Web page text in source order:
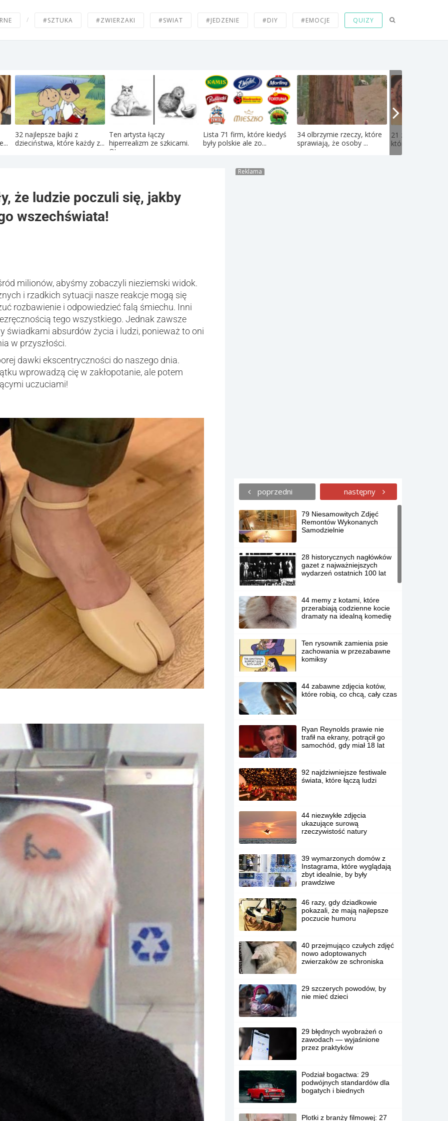
/ #SZTUKA #ZWIERZAKI #SWIAT #JEDZENIE #DIY #EMOCJE QUIZY
32 najlepsze bajki z
dzieciństwa, które każdy z...
Ten artysta łączy
hiperrealizm ze szkicami.
Oto...
Lista 71 firm, które kiedyś
były polskie ale zo...
34 olbrzymie rzeczy, które
sprawiają, że osoby ...
21 zdjęć
których
że ludzie poczuli się, jakby
wszechświata!
milionów, abyśmy zobaczyli nieziemski widok.
i rzadkich sytuacji nasze reakcje mogą się
rozbawienie i odpowiedzieć falą śmiechu. Inni
tego wszystkiego. Jednak zawsze
świadkami absurdów życia i ludzi, ponieważ to oni
w przyszłości.
dawki ekscentryczności do naszego dnia.
wprowadzą cię w zakłopotanie, ale potem
uczuciami!
Reklama
poprzedni następny
79 Niesamowitych Zdjęć
Remontów Wykonanych
Samodzielnie
28 historycznych nagłówków
gazet z najważniejszych
wydarzeń ostatnich 100 lat
44 memy z kotami, które
przerabiają codzienne kocie
dramaty na idealną komedię
Ten rysownik zamienia psie
zachowania w przezabawne
komiksy
44 zabawne zdjęcia kotów,
które robią, co chcą, cały czas
Ryan Reynolds prawie nie
trafił na ekrany, potrącił go
samochód, gdy miał 18 lat
92 najdziwniejsze festiwale
świata, które łączą ludzi
44 niezwykłe zdjęcia
ukazujące surową
rzeczywistość natury
39 wymarzonych domów z
Instagrama, które wyglądają
zbyt idealnie, by były
prawdziwe
46 razy, gdy dziadkowie
pokazali, że mają najlepsze
poczucie humoru
40 przejmująco czułych zdjęć
nowo adoptowanych
zwierzaków ze schroniska
29 szczerych powodów, by
nie mieć dzieci
29 błędnych wyobrażeń o
zawodach — wyjaśnione
przez praktyków
Podział bogactwa: 29
podwójnych standardów dla
bogatych i biednych
Plotki z branży filmowej: 27